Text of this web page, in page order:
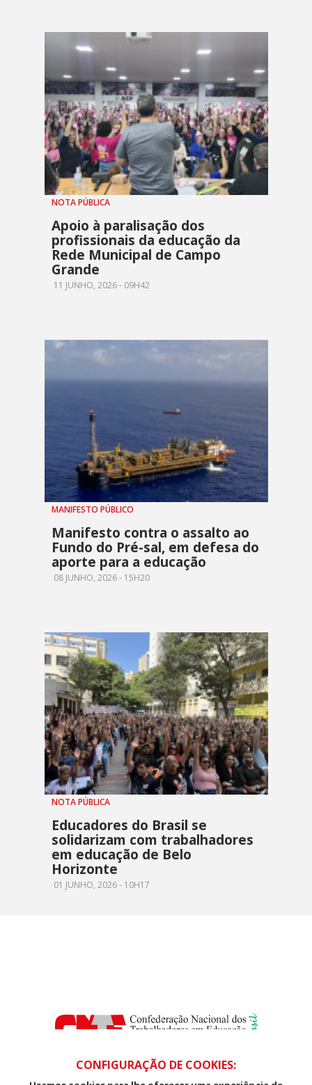
NOTA PÚBLICA
Apoio à paralisação dos
profissionais da educação da
Rede Municipal de Campo
Grande
11 JUNHO, 2026 - 09H42
MANIFESTO PÚBLICO
Manifesto contra o assalto ao
Fundo do Pré-sal, em defesa do
aporte para a educação
08 JUNHO, 2026 - 15H20
NOTA PÚBLICA
Educadores do Brasil se
solidarizam com trabalhadores
em educação de Belo
Horizonte
01 JUNHO, 2026 - 10H17
CONFIGURAÇÃO DE COOKIES: